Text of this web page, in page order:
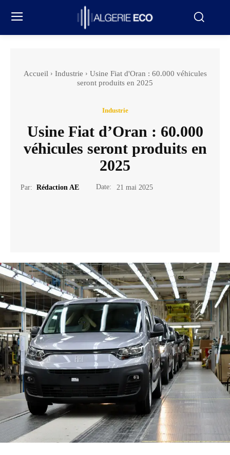
Accueil Industrie
Usine Fiat d'Oran : 60.000 véhicules
seront produits en 2025
Industrie
Usine Fiat d’Oran : 60.000
véhicules seront produits en
2025
Par: Rédaction AE Date: 21 mai 2025